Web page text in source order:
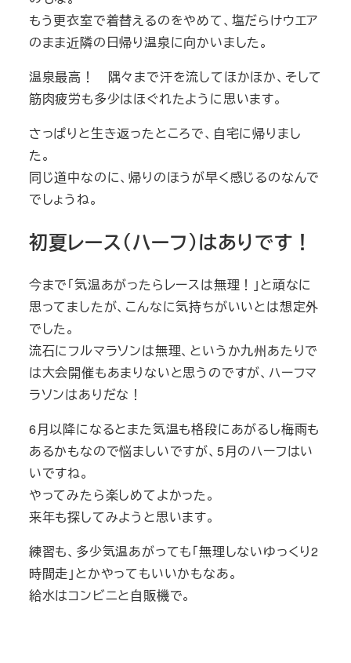
もう更衣室で着替えるのをやめて、塩だらけウエア
のまま近隣の日帰り温泉に向かいました。
温泉最高！ 隅々まで汗を流してほかほか、そして
筋肉疲労も多少はほぐれたように思います。
さっぱりと生き返ったところで、自宅に帰りまし
た。
同じ道中なのに、帰りのほうが早く感じるのなんで
でしょうね。
初夏レース（ハーフ）はありです！
今まで「気温あがったらレースは無理！」と頑なに
思ってましたが、こんなに気持ちがいいとは想定外
でした。
流石にフルマラソンは無理、というか九州あたりで
は大会開催もあまりないと思うのですが、ハーフマ
ラソンはありだな！
6月以降になるとまた気温も格段にあがるし梅雨も
あるかもなので悩ましいですが、5月のハーフはい
いですね。
やってみたら楽しめてよかった。
来年も探してみようと思います。
練習も、多少気温あがっても「無理しないゆっくり2
時間走」とかやってもいいかもなあ。
給水はコンビニと自販機で。